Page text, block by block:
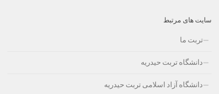
سایت های مرتبط
تربت ما
دانشگاه تربت حیدریه
دانشگاه آزاد اسلامی تربت حیدریه